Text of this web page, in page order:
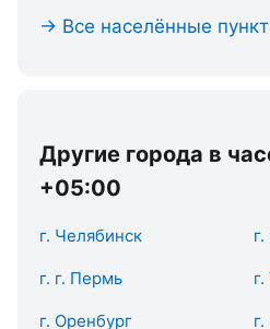
→ Все населённые
Другие города в
+05:00
г. Челябинск
г. г. Пермь
г. Оренбург